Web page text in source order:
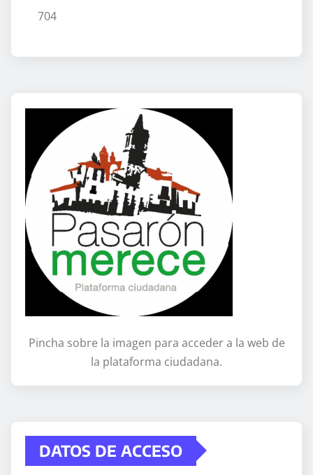
704
Pincha sobre la imagen para acceder a la web de
la plataforma ciudadana.
DATOS DE ACCESO